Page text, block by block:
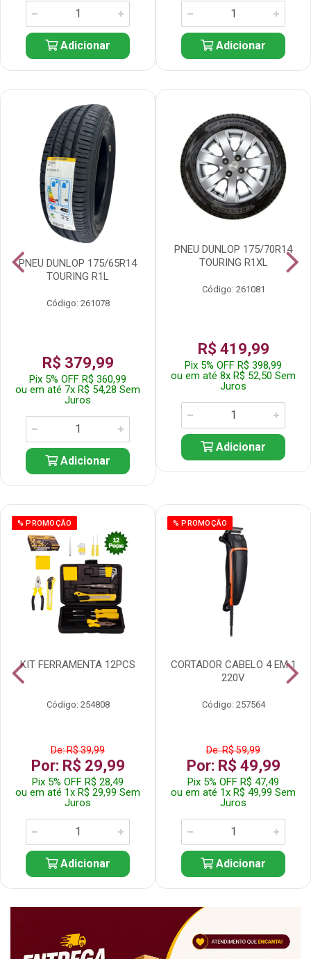
Adicionar Adicionar
PNEU DUNLOP 175/65R14
TOURING R1L
Código: 261078
R$ 379,99
Pix 5% OFF R$ 360,99
ou em até 7x R$ 54,28 Sem
Juros
Adicionar
PNEU DUNLOP 175/70R14
TOURING R1XL
Código: 261081
R$ 419,99
Pix 5% OFF R$ 398,99
ou em até 8x R$ 52,50 Sem
Juros
Adicionar
% PROMOÇÃO
KIT FERRAMENTA 12PCS
Código: 254808
De: R$ 39,99
Por: R$ 29,99
Pix 5% OFF R$ 28,49
ou em até 1x R$ 29,99 Sem
Juros
Adicionar
% PROMOÇÃO
CORTADOR CABELO 4 EM 1
220V
Código: 257564
De: R$ 59,99
Por: R$ 49,99
Pix 5% OFF R$ 47,49
ou em até 1x R$ 49,99 Sem
Juros
Adicionar